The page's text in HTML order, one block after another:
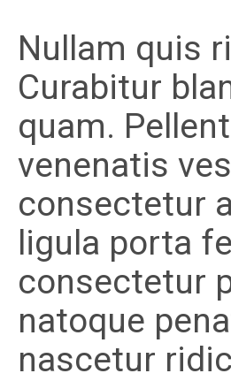
Nullam quis
Curabitur
quam.
venenatis
consectetur
ligula porta
consectetur
natoque
nascetur